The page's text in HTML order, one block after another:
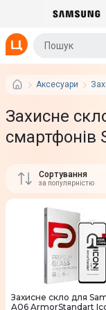
Аксесуари
Захисне
смартфонів
Сортування
за популярністю
Захисне скло для
A06 ArmorStandart